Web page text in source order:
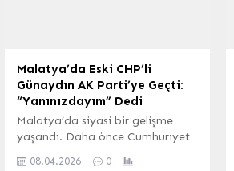
Malatya’da Eski CHP’li
Günaydın AK Parti’ye Geçti:
“Yanınızdayım” Dedi
Malatya’da siyasi bir gelişme
yaşandı. Daha önce Cumhuriyet
08.04.2026 0